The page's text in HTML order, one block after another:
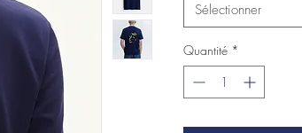
Sélectionner
Quantité *